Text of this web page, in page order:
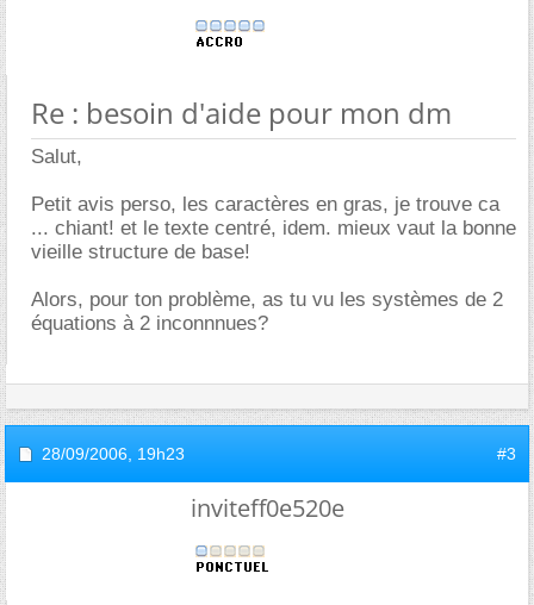
Re : besoin d'aide pour mon dm
Salut,
Petit avis perso, les caractères en gras, je trouve ca
... chiant! et le texte centré, idem. mieux vaut la bonne
vieille structure de base!
Alors, pour ton problème, as tu vu les systèmes de 2
équations à 2 inconnnues?
28/09/2006, 19h23 #3
inviteff0e520e